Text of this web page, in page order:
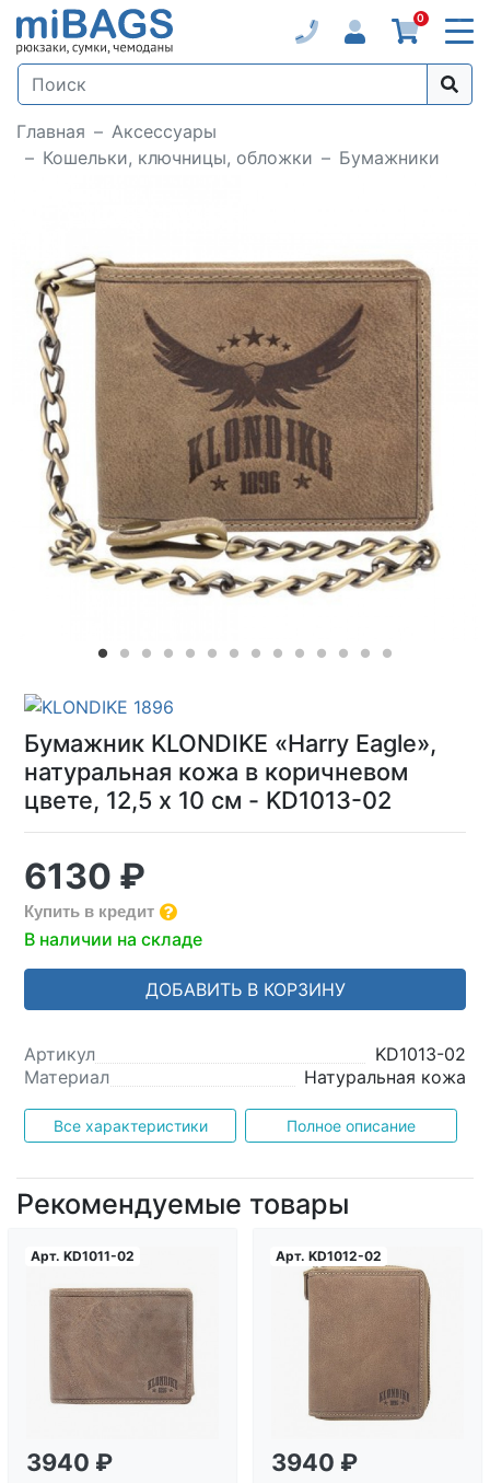
0
Главная
Аксессуары
Кошельки, ключницы, обложки
Бумажники
Loading...
Бумажник KLONDIKE «Harry Eagle»,
натуральная кожа в коричневом
цвете, 12,5 х 10 см - KD1013-02
6130 ₽
Купить в кредит
В наличии на складе
ДОБАВИТЬ В КОРЗИНУ
Артикул
KD1013-02
Материал
Натуральная кожа
Все характеристики Полное описание
Рекомендуемые товары
Арт. KD1011-02
3940 ₽
Арт. KD1012-02
3940 ₽